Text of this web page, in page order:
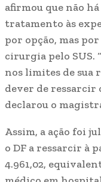
afirmou que não
tratamento às
por opção, mas
cirurgia pelo SUS.
nos limites de sua
dever de ressarcir
declarou o
Assim, a ação foi
o DF a ressarcir à
4.961,02,